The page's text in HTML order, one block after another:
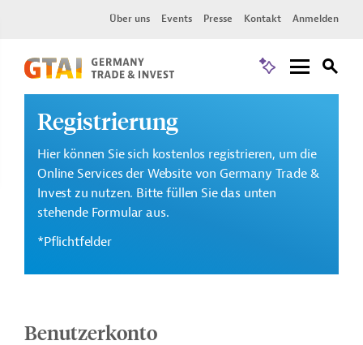
Über uns Events Presse Kontakt Anmelden
Registrierung
Hier können Sie sich kostenlos registrieren, um die
Online Services der Website von Germany Trade &
Invest zu nutzen. Bitte füllen Sie das unten
stehende Formular aus.
*Pflichtfelder
Benutzerkonto